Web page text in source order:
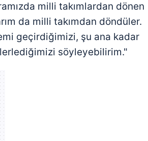
milli takımlardan dönen
da milli takımdan döndüler.
geçirdiğimizi, şu ana kadar
söyleyebilirim."